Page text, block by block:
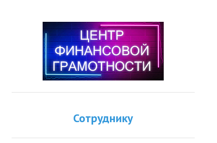
Сотруднику